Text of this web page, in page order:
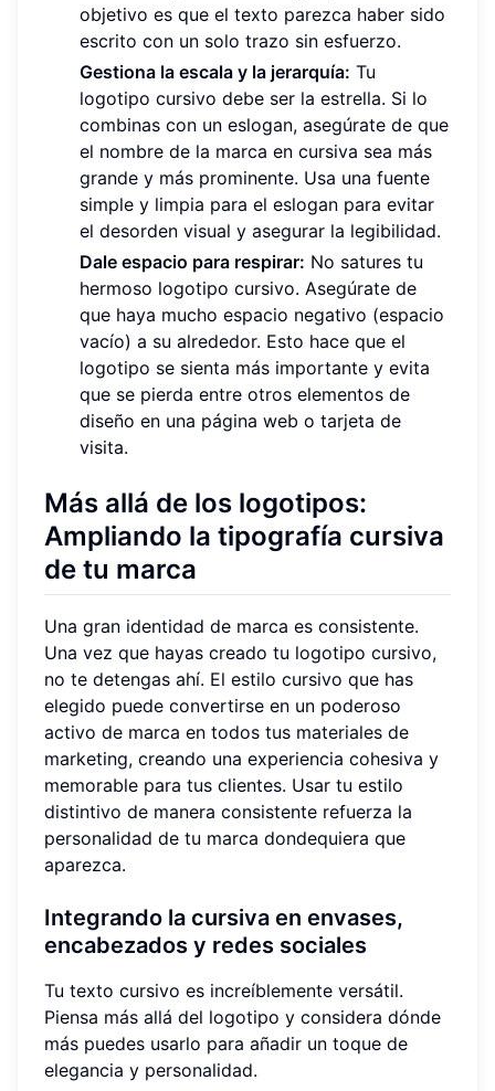
objetivo es que el texto parezca haber sido
escrito con un solo trazo sin esfuerzo.
Gestiona la escala y la jerarquía: Tu
logotipo cursivo debe ser la estrella. Si lo
combinas con un eslogan, asegúrate de que
el nombre de la marca en cursiva sea más
grande y más prominente. Usa una fuente
simple y limpia para el eslogan para evitar
el desorden visual y asegurar la legibilidad.
Dale espacio para respirar: No satures tu
hermoso logotipo cursivo. Asegúrate de
que haya mucho espacio negativo (espacio
vacío) a su alrededor. Esto hace que el
logotipo se sienta más importante y evita
que se pierda entre otros elementos de
diseño en una página web o tarjeta de
visita.
Más allá de los logotipos:
Ampliando la tipografía cursiva
de tu marca
Una gran identidad de marca es consistente.
Una vez que hayas creado tu logotipo cursivo,
no te detengas ahí. El estilo cursivo que has
elegido puede convertirse en un poderoso
activo de marca en todos tus materiales de
marketing, creando una experiencia cohesiva y
memorable para tus clientes. Usar tu estilo
distintivo de manera consistente refuerza la
personalidad de tu marca dondequiera que
aparezca.
Integrando la cursiva en envases,
encabezados y redes sociales
Tu texto cursivo es increíblemente versátil.
Piensa más allá del logotipo y considera dónde
más puedes usarlo para añadir un toque de
elegancia y personalidad.